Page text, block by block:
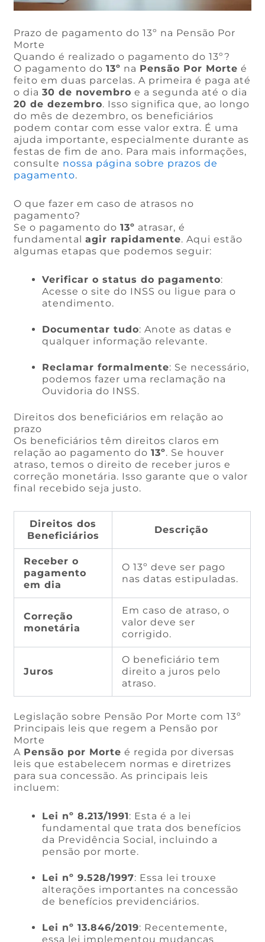
Prazo de pagamento do 13º na Pensão Por
Morte
Quando é realizado o pagamento do 13º?
O pagamento do13º na Pensão Por Morte é
feito em duas parcelas. A primeira é paga até
o dia30 de novembro e a segunda até o dia
20 de dezembro. Isso significa que, ao longo
do mês de dezembro, os beneficiários
podem contar com esse valor extra. É uma
ajuda importante, especialmente durante as
festas de fim de ano. Para mais informações,
consulte nossa página sobre prazos de
pagamento.
O que fazer em caso de atrasos no
pagamento?
Se o pagamento do13º atrasar, é
fundamentalagir rapidamente. Aqui estão
algumas etapas que podemos seguir:
Verificar o status do pagamento:
Acesse o site do INSS ou ligue para o
atendimento.
Documentar tudo: Anote as datas e
qualquer informação relevante.
Reclamar formalmente: Se necessário,
podemos fazer uma reclamação na
Ouvidoria do INSS.
Direitos dos beneficiários em relação ao
prazo
Os beneficiários têm direitos claros em
relação ao pagamento do13º. Se houver
atraso, temos o direito de receber juros e
correção monetária. Isso garante que o valor
final recebido seja justo.
Direitos dos
Beneficiários
Descrição
Receber o
pagamento
em dia
O 13º deve ser pago
nas datas estipuladas.
Correção
monetária
Em caso de atraso, o
valor deve ser
corrigido.
Juros
O beneficiário tem
direito a juros pelo
atraso.
Legislação sobre Pensão Por Morte com 13º
Principais leis que regem a Pensão por
Morte
A Pensão por Morte é regida por diversas
leis que estabelecem normas e diretrizes
para sua concessão. As principais leis
incluem:
Lei nº 8.213/1991: Esta é a lei
fundamental que trata dos benefícios
da Previdência Social, incluindo a
pensão por morte.
Lei nº 9.528/1997: Essa lei trouxe
alterações importantes na concessão
de benefícios previdenciários.
Lei nº 13.846/2019: Recentemente,
essa lei implementou mudanças